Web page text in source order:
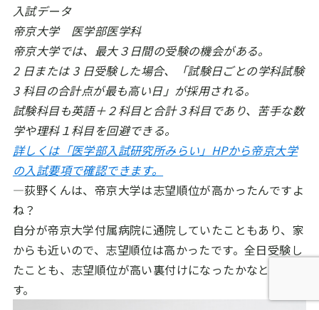
入試データ
帝京大学 医学部医学科
帝京大学では、最大３日間の受験の機会がある。
2 日または 3 日受験した場合、「試験日ごとの学科試験
3 科目の合計点が最も高い日」が採用される。
試験科目も英語＋２科目と合計３科目であり、苦手な数
学や理科１科目を回避できる。
詳しくは「医学部入試研究所みらい」HPから帝京大学
の入試要項で確認できます。
―荻野くんは、帝京大学は志望順位が高かったんですよ
ね？
自分が帝京大学付属病院に通院していたこともあり、家
からも近いので、志望順位は高かったです。全日受験し
たことも、志望順位が高い裏付けになったかなと思いま
す。